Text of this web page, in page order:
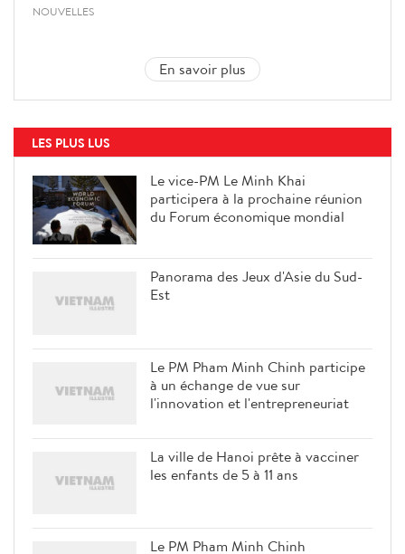
NOUVELLES
En savoir plus
LES PLUS LUS
Le vice-PM Le Minh Khai
participera à la prochaine réunion
du Forum économique mondial
Panorama des Jeux d'Asie du Sud-
Est
Le PM Pham Minh Chinh participe
à un échange de vue sur
l'innovation et l'entrepreneuriat
La ville de Hanoi prête à vacciner
les enfants de 5 à 11 ans
Le PM Pham Minh Chinh